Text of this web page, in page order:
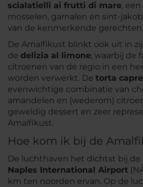
scialatielli ai frutti di mare,
mosselen, garnalen en sint-
van de kenmerkende gerechten
De Amalfikust blinkt ook uit in
de delizia al limone, waarbij de
citroenen van de regio in een
worden verwerkt. De torta
evenwichtige combinatie van
amandelen en (wederom)
geweldig dessert en zeer
Amalfikust.
Hoe kom ik bij de
De luchthaven het dichtst bij de
Naples International Airport
km ten noorden ervan. Op de